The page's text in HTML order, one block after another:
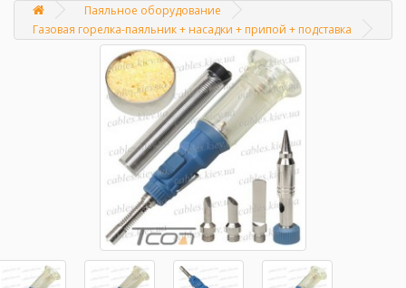
Паяльное оборудование
Газовая горелка-паяльник + насадки + припой + подставка